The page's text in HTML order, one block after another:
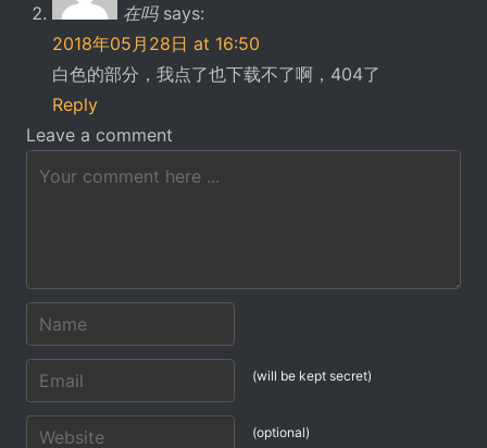
在吗 says:
2018年05月28日 at 16:50
白色的部分，我点了也下载不了啊，404了
Reply
Leave a comment
(will be kept secret)
(optional)